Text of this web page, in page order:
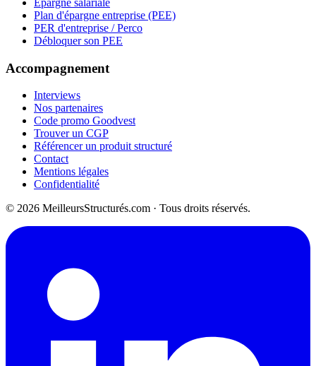
Épargne salariale
Plan d'épargne entreprise (PEE)
PER d'entreprise / Perco
Débloquer son PEE
Accompagnement
Interviews
Nos partenaires
Code promo Goodvest
Trouver un CGP
Référencer un produit structuré
Contact
Mentions légales
Confidentialité
© 2026 MeilleursStructurés.com · Tous droits réservés.